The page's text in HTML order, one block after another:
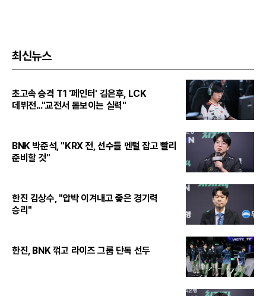
최신뉴스
초고속 승격 T1 '페인터' 김은후, LCK
데뷔전..."교전서 돋보이는 실력"
BNK 박준석, "KRX 전, 선수들 멘털 잡고 빨리
준비할 것"
한진 김상수, "압박 이겨내고 좋은 경기력
승리"
한진, BNK 꺾고 라이즈 그룹 단독 선두